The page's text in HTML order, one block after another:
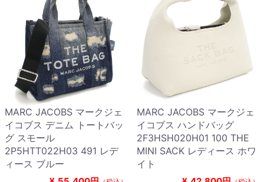
MARC JACOBS マークジェ
イコブス デニム トートバッ
グ スモール
2P5HTT022H03 491 レデ
ィース ブルー
MARC JACOBS マークジェ
イコブス ハンドバッグ
2F3HSH020H01 100 THE
MINI SACK レディース ホワ
イト